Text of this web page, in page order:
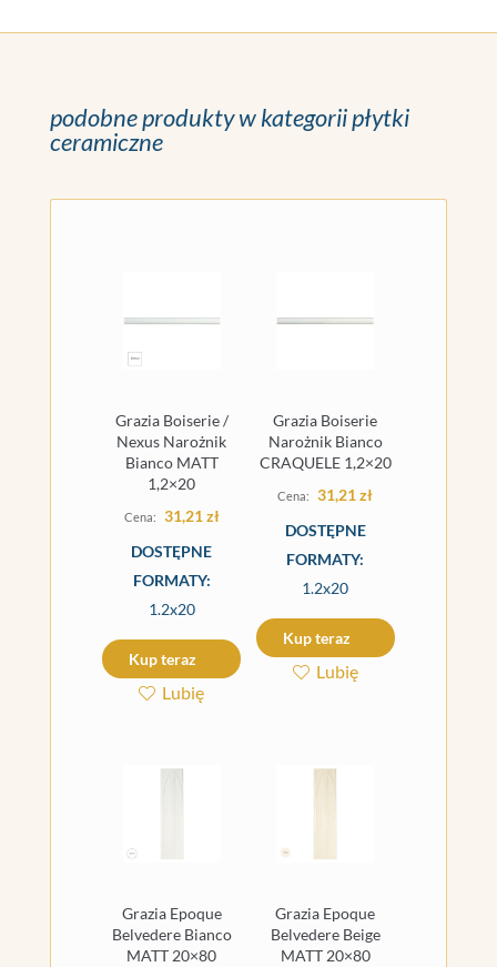
podobne produkty w kategorii płytki
ceramiczne
Grazia Boiserie /
Nexus Narożnik
Bianco MATT
1,2×20
31,21zł
DOSTĘPNE
FORMATY:
1.2x20
Kup teraz
Lubię
Grazia Boiserie
Narożnik Bianco
CRAQUELE 1,2×20
31,21zł
DOSTĘPNE
FORMATY:
1.2x20
Kup teraz
Lubię
Grazia Epoque
Belvedere Bianco
MATT 20×80
Grazia Epoque
Belvedere Beige
MATT 20×80